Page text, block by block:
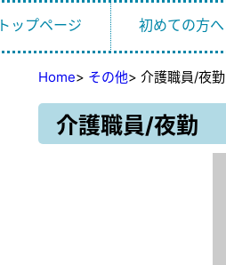
トップページ 初めての方へ
Home> その他> 介護職員/夜勤
介護職員/夜勤